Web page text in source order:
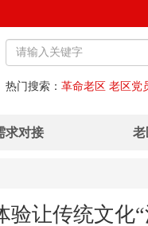
热门搜索： 革命老区 老区党
求对接
验让传统文化